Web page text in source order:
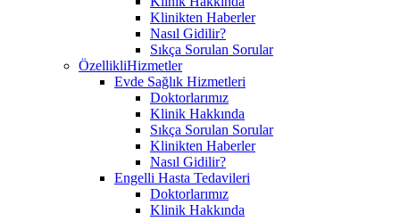
Klinikten Haberler
Nasıl Gidilir?
Sıkça Sorulan Sorular
ÖzellikliHizmetler
Evde Sağlık Hizmetleri
Doktorlarımız
Klinik Hakkında
Sıkça Sorulan Sorular
Klinikten Haberler
Nasıl Gidilir?
Engelli Hasta Tedavileri
Doktorlarımız
Klinik Hakkında